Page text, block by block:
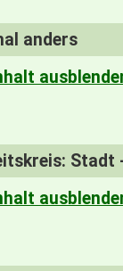
anders
Stadt